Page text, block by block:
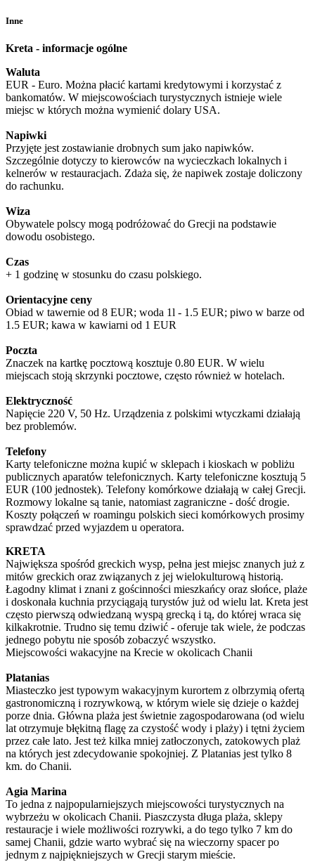
Inne
Kreta - informacje ogólne
Waluta
EUR - Euro. Można płacić kartami kredytowymi i korzystać z
bankomatów. W miejscowościach turystycznych istnieje wiele
miejsc w których można wymienić dolary USA.
Napiwki
Przyjęte jest zostawianie drobnych sum jako napiwków.
Szczególnie dotyczy to kierowców na wycieczkach lokalnych i
kelnerów w restauracjach. Zdaża się, że napiwek zostaje doliczony
do rachunku.
Wiza
Obywatele polscy mogą podróżować do Grecji na podstawie
dowodu osobistego.
Czas
+ 1 godzinę w stosunku do czasu polskiego.
Orientacyjne ceny
Obiad w tawernie od 8 EUR; woda 1l - 1.5 EUR; piwo w barze od
1.5 EUR; kawa w kawiarni od 1 EUR
Poczta
Znaczek na kartkę pocztową kosztuje 0.80 EUR. W wielu
miejscach stoją skrzynki pocztowe, często również w hotelach.
Elektryczność
Napięcie 220 V, 50 Hz. Urządzenia z polskimi wtyczkami działają
bez problemów.
Telefony
Karty telefoniczne można kupić w sklepach i kioskach w pobliżu
publicznych aparatów telefonicznych. Karty telefoniczne kosztują 5
EUR (100 jednostek). Telefony komórkowe działają w całej Grecji.
Rozmowy lokalne są tanie, natomiast zagraniczne - dość drogie.
Koszty połączeń w roamingu polskich sieci komórkowych prosimy
sprawdzać przed wyjazdem u operatora.
KRETA
Największa spośród greckich wysp, pełna jest miejsc znanych już z
mitów greckich oraz związanych z jej wielokulturową historią.
Łagodny klimat i znani z gościnności mieszkańcy oraz słońce, plaże
i doskonała kuchnia przyciągają turystów już od wielu lat. Kreta jest
często pierwszą odwiedzaną wyspą grecką i tą, do której wraca się
kilkakrotnie. Trudno się temu dziwić - oferuje tak wiele, że podczas
jednego pobytu nie sposób zobaczyć wszystko.
Miejscowości wakacyjne na Krecie w okolicach Chanii
Platanias
Miasteczko jest typowym wakacyjnym kurortem z olbrzymią ofertą
gastronomiczną i rozrywkową, w którym wiele się dzieje o każdej
porze dnia. Główna plaża jest świetnie zagospodarowana (od wielu
lat otrzymuje błękitną flagę za czystość wody i plaży) i tętni życiem
przez całe lato. Jest też kilka mniej zatłoczonych, zatokowych plaż
na których jest zdecydowanie spokojniej. Z Platanias jest tylko 8
km. do Chanii.
Agia Marina
To jedna z najpopularniejszych miejscowości turystycznych na
wybrzeżu w okolicach Chanii. Piaszczysta długa plaża, sklepy
restauracje i wiele możliwości rozrywki, a do tego tylko 7 km do
samej Chanii, gdzie warto wybrać się na wieczorny spacer po
jednym z najpiękniejszych w Grecji starym mieście.